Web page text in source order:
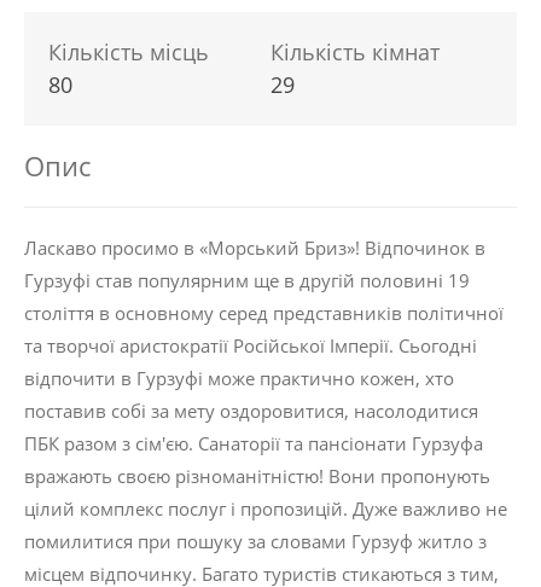
Кількість місць
80
Кількість кімнат
29
Опис
Ласкаво просимо в «Морський Бриз»! Відпочинок в
Гурзуфі став популярним ще в другій половині 19
століття в основному серед представників політичної
та творчої аристократії Російської Імперії. Сьогодні
відпочити в Гурзуфі може практично кожен, хто
поставив собі за мету оздоровитися, насолодитися
ПБК разом з сім'єю. Санаторії та пансіонати Гурзуфа
вражають своєю різноманітністю! Вони пропонують
цілий комплекс послуг і пропозицій. Дуже важливо не
помилитися при пошуку за словами Гурзуф житло з
місцем відпочинку. Багато туристів стикаються з тим,